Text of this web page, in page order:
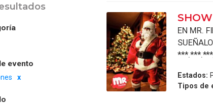
evento
EN MR.
Estados:
Tipos de